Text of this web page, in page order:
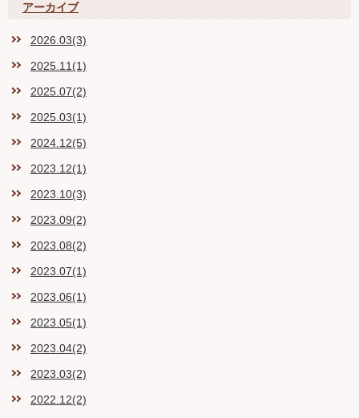
アーカイブ
2026.03(3)
2025.11(1)
2025.07(2)
2025.03(1)
2024.12(5)
2023.12(1)
2023.10(3)
2023.09(2)
2023.08(2)
2023.07(1)
2023.06(1)
2023.05(1)
2023.04(2)
2023.03(2)
2022.12(2)